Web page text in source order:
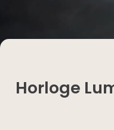
Horloge